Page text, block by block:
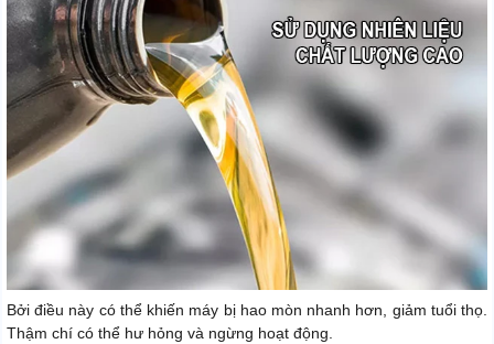
Bởi điều này có thể khiến máy bị hao mòn nhanh hơn, giảm tuổi thọ.
Thậm chí có thể hư hỏng và ngừng hoạt động.